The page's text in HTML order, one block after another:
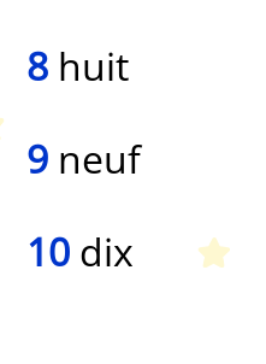
8 huit
9 neuf
10 dix